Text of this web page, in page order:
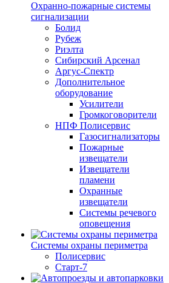
Охранно-пожарные системы
сигнализации
Болид
Рубеж
Риэлта
Сибирский Арсенал
Аргус-Спектр
Дополнительное
оборудование
Усилители
Громкоговорители
НПФ Полисервис
Газосигнализаторы
Пожарные
извещатели
Извещатели
пламени
Охранные
извещатели
Системы речевого
оповещения
Системы охраны периметра
Полисервис
Старт-7